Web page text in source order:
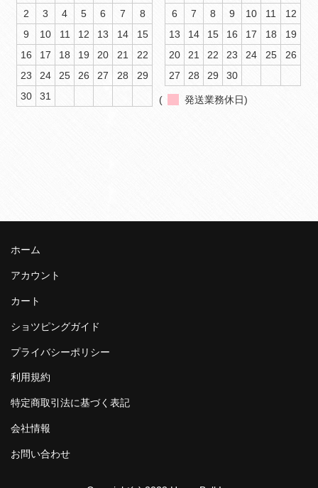
2
3 4 5 6 7
8
9
10 11 12 13 14
15
16
17 18 19 20 21
22
23
24 25 26 27 28
29
30
31
6
7 8 9 10 11
12
13
14 15 16 17 18
19
20
21 22 23 24 25
26
27
28 29 30
( 発送業務休日)
ホーム
アカウント
カート
ショツピングガイド
プライバシーポリシー
利用規約
特定商取引法に基づく表記
会社情報
お問い合わせ